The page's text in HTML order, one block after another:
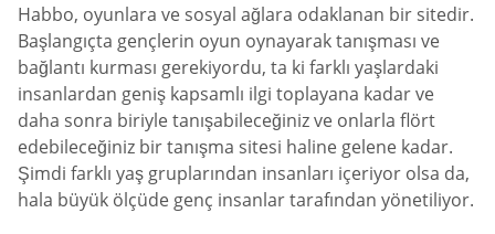
Habbo, oyunlara ve sosyal ağlara odaklanan bir sitedir.
Başlangıçta gençlerin oyun oynayarak tanışması ve
bağlantı kurması gerekiyordu, ta ki farklı yaşlardaki
insanlardan geniş kapsamlı ilgi toplayana kadar ve
daha sonra biriyle tanışabileceğiniz ve onlarla flört
edebileceğiniz bir tanışma sitesi haline gelene kadar.
Şimdi farklı yaş gruplarından insanları içeriyor olsa da,
hala büyük ölçüde genç insanlar tarafından yönetiliyor.